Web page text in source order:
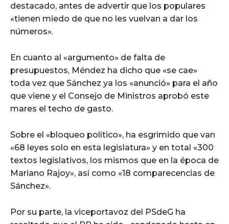
destacado, antes de advertir que los populares
«tienen miedo de que no les vuelvan a dar los
números».
En cuanto al «argumento» de falta de
presupuestos, Méndez ha dicho que «se cae»
toda vez que Sánchez ya los «anunció» para el año
que viene y el Consejo de Ministros aprobó este
mares el techo de gasto.
Sobre el «bloqueo político», ha esgrimido que van
«68 leyes solo en esta legislatura» y en total «300
textos legislativos, los mismos que en la época de
Mariano Rajoy», así como «18 comparecencias de
Sánchez».
Por su parte, la viceportavoz del PSdeG ha